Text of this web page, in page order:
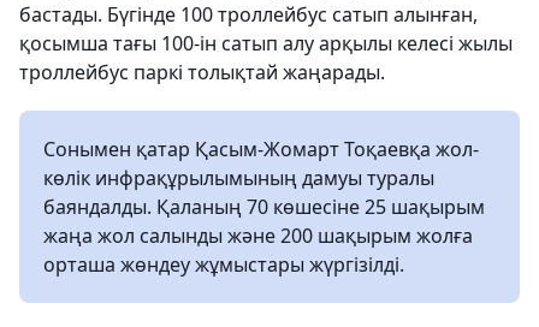
бастады. Бүгінде 100 троллейбус сатып алынған,
қосымша тағы 100-ін сатып алу арқылы келесі жылы
троллейбус паркі толықтай жаңарады.
Сонымен қатар Қасым-Жомарт Тоқаевқа жол-
көлік инфрақұрылымының дамуы туралы
баяндалды. Қаланың 70 көшесіне 25 шақырым
жаңа жол салынды және 200 шақырым жолға
орташа жөндеу жұмыстары жүргізілді.